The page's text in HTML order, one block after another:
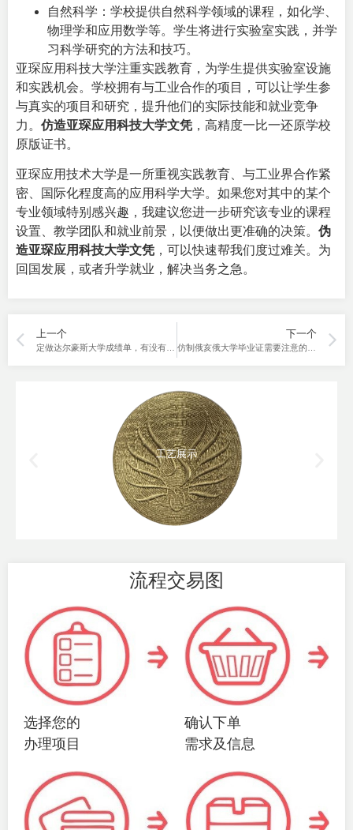
自然科学：学校提供自然科学领域的课程，如化学、
物理学和应用数学等。学生将进行实验室实践，并学
习科学研究的方法和技巧。
亚琛应用科技大学注重实践教育，为学生提供实验室设施
和实践机会。学校拥有与工业合作的项目，可以让学生参
与真实的项目和研究，提升他们的实际技能和就业竞争
力。 仿造亚琛应用科技大学文凭 ，高精度一比一还原学校
原版证书。
亚琛应用技术大学是一所重视实践教育、与工业界合作紧
密、国际化程度高的应用科学大学。如果您对其中的某个
专业领域特别感兴趣，我建议您进一步研究该专业的课程
设置、教学团队和就业前景，以便做出更准确的决策。 伪
造亚琛应用科技大学文凭 ，可以快速帮我们度过难关。为
回国发展，或者升学就业，解决当务之急。
上一个 下一个
工艺展示
流程交易图
选择您的
办理项目
确认下单
需求及信息